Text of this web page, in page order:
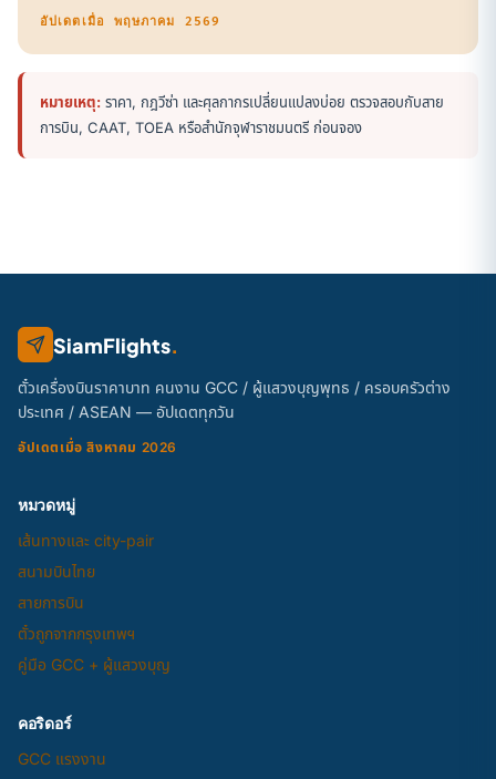
อัปเดตเมื่อ พฤษภาคม 2569
หมายเหตุ: ราคา, กฎวีซ่า และศุลกากรเปลี่ยนแปลงบ่อย ตรวจสอบกับสาย
การบิน, CAAT, TOEA หรือสำนักจุฬาราชมนตรี ก่อนจอง
SiamFlights.
ตั๋วเครื่องบินราคาบาท คนงาน GCC / ผู้แสวงบุญพุทธ / ครอบครัวต่าง
ประเทศ / ASEAN — อัปเดตทุกวัน
อัปเดตเมื่อ สิงหาคม 2026
หมวดหมู่
เส้นทางและ city-pair
สนามบินไทย
สายการบิน
ตั๋วถูกจากกรุงเทพฯ
คู่มือ GCC + ผู้แสวงบุญ
คอริดอร์
GCC แรงงาน